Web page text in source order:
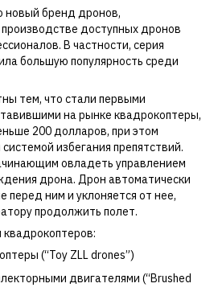
новый бренд дронов,
доступных дронов
В частности, серия
большую популярность среди
тем, что стали первыми
на рынке квадрокоптеры,
200 долларов, при этом
избегания препятствий.
овладеть управлением
дрона. Дрон автоматически
перед ним и уклоняется от нее,
продолжить полет.
квадрокоптеров:
(“Toy ZLL drones”)
двигателями (“Brushed